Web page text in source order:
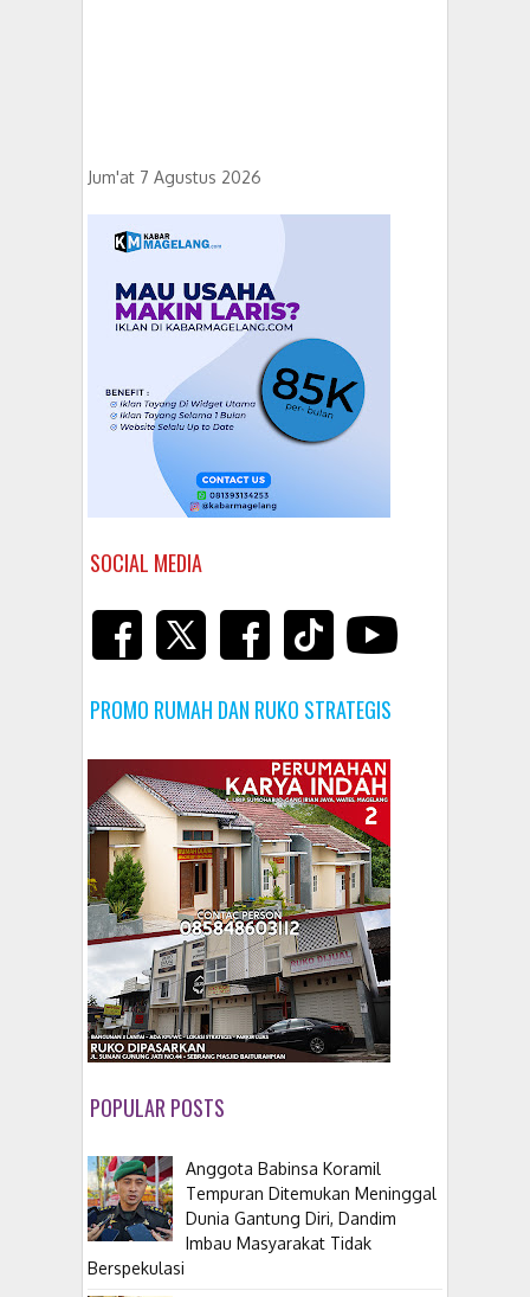
Jum'at 7 Agustus 2026
SOCIAL MEDIA
PROMO RUMAH DAN RUKO STRATEGIS
POPULAR POSTS
Anggota Babinsa Koramil
Tempuran Ditemukan Meninggal
Dunia Gantung Diri, Dandim
Imbau Masyarakat Tidak
Berspekulasi